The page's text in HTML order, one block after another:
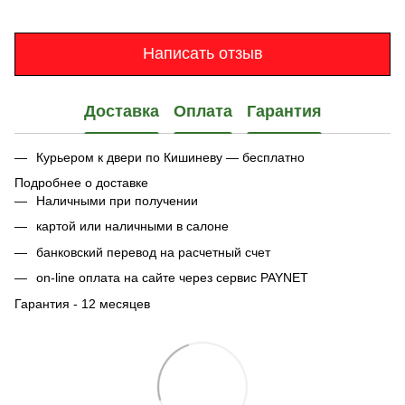
Написать отзыв
Доставка Оплата Гарантия
Курьером к двери по Кишиневу — бесплатно
Подробнее о доставке
Наличными при получении
картой или наличными в салоне
банковский перевод на расчетный счет
on-line оплата на сайте через сервис PAYNET
Гарантия - 12 месяцев